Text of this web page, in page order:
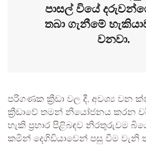
පාසල් වියේ
තබා ගැනීමේ
වනවා.
පරිගණක ක්‍රීඩා වල දී, අවශ්‍ය වන
ක්‍රීඩාවේ තමන් නියෝජනය කරන
හැකි ප්‍රහාර පිළිබඳව නිරතුරුවම
කමින් දෙගිඩියාවෙන් පසු වීම